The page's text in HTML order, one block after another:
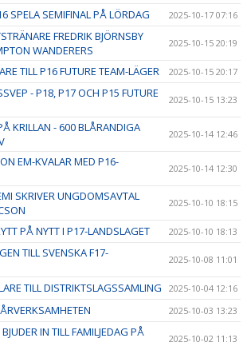
SPELA SEMIFINAL PÅ LÖRDAG 2025-10-17 07:16
FREDRIK BJÖRNSBY
WANDERERS
2025-10-15 20:19
TILL P16 FUTURE TEAM-LÄGER 2025-10-15 20:17
- P18, P17 OCH P15 FUTURE
2025-10-15 13:23
KRILLAN - 600 BLÅRANDIGA
2025-10-14 12:46
EM-KVALAR MED P16-
2025-10-14 12:30
SKRIVER UNGDOMSAVTAL
2025-10-10 18:15
PÅ NYTT I P17-LANDSLAGET 2025-10-10 18:13
TILL SVENSKA F17-
2025-10-08 11:01
TILL DISTRIKTSLAGSSAMLING 2025-10-04 12:16
2025-10-03 13:23
IN TILL FAMILJEDAG PÅ
2025-10-02 11:13